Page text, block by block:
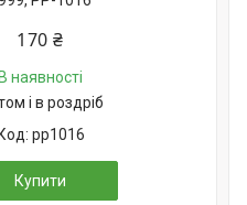
170 ₴
В наявності
і в роздріб
pp1016
Купити